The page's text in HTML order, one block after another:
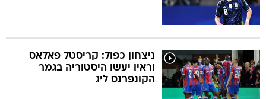
ניצחון כפול: קריסטל פאלאס
וראיו יעשו היסטוריה בגמר
הקונפרנס ליג